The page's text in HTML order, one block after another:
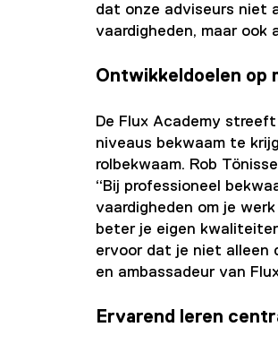
dat onze adviseurs niet
vaardigheden, maar ook
Ontwikkeldoelen op
De Flux Academy
niveaus bekwaam te
rolbekwaam. Rob
“Bij professioneel
vaardigheden om je
beter je eigen
ervoor dat je niet alleen
en ambassadeur van
Ervarend leren